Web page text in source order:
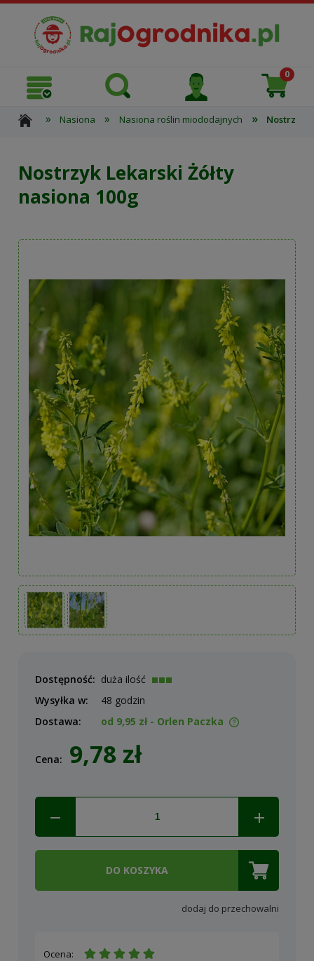
» Nasiona » Nasiona roślin miododajnych » Nostrzyk
Nostrzyk Lekarski Żółty
nasiona 100g
Dostępność: duża ilość
Wysyłka w:
48 godzin
Dostawa:
od 9,95 zł - Orlen Paczka
Cena: 9,78 zł
DO KOSZYKA
dodaj do przechowalni
Ocena: